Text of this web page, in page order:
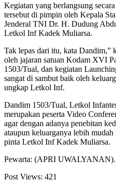
Kegiatan yang berlangsung
tersebut di pimpin oleh Kepala
Jenderal TNI Dr. H. Dudung
Letkol Inf Kadek Muliarsa.
Tak lepas dari itu, kata Dandim,”
oleh jajaran satuan Kodam XVI
1503/Tual, dan kegiatan
sangat di sambut baik oleh
ungkap Letkol Inf.
Dandim 1503/Tual, Letkol
merupakan peserta Video
agar dengan adanya penebitan
ataupun keluarganya lebih
pinta Letkol Inf Kadek Muliarsa.
Pewarta: (APRI UWALYANAN).
Post Views: 421